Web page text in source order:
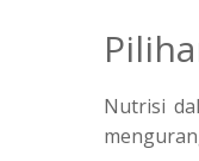
Nutrisi